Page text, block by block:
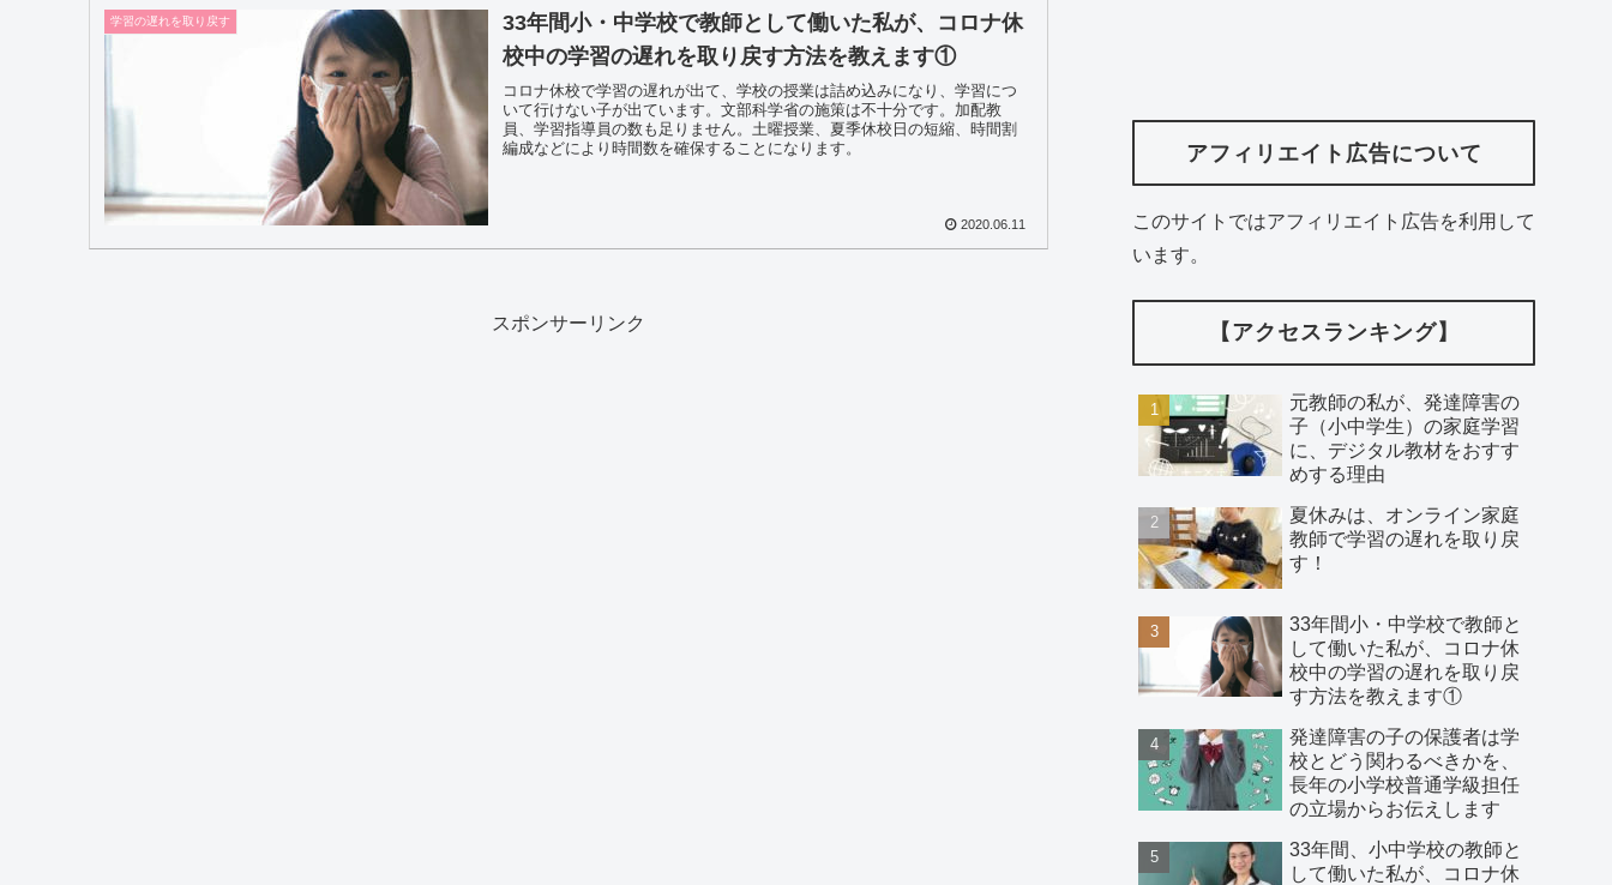
学習の遅れを取り戻す
33年間小・中学校で教師として働いた私が、コロナ休
校中の学習の遅れを取り戻す方法を教えます①
コロナ休校で学習の遅れが出て、学校の授業は詰め込みになり、学習につ
いて行けない子が出ています。文部科学省の施策は不十分です。加配教
員、学習指導員の数も足りません。土曜授業、夏季休校日の短縮、時間割
編成などにより時間数を確保することになります。
2020.06.11
スポンサーリンク
アフィリエイト広告について
このサイトではアフィリエイト広告を利用して
います。
【アクセスランキング】
元教師の私が、発達障害の
子（小中学生）の家庭学習
に、デジタル教材をおすす
めする理由
夏休みは、オンライン家庭
教師で学習の遅れを取り戻
す！
33年間小・中学校で教師と
して働いた私が、コロナ休
校中の学習の遅れを取り戻
す方法を教えます①
発達障害の子の保護者は学
校とどう関わるべきかを、
長年の小学校普通学級担任
の立場からお伝えします
33年間、小中学校の教師と
して働いた私が、コロナ休